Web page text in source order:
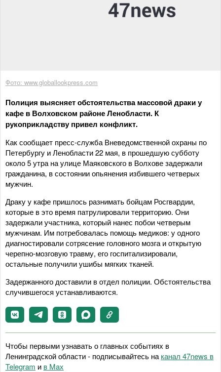
Фото: www.globallookpress.com
Полиция выясняет обстоятельства массовой драки у
кафе в Волховском районе Ленобласти. К
рукоприкладству привел конфликт.
Как сообщает пресс-служба Вневедомственной охраны по
Петербургу и Ленобласти 22 мая, в прошедшую субботу
около 5 утра на улице Маяковского в Волхове задержали
гражданина, в состоянии опьянения избившего четверых
мужчин.
Драку у кафе пришлось разнимать бойцам Росгвардии,
которые в это время патрулировали территорию. Они
задержали участника, который нанес побои четверым
мужчинам. Им потребовалась помощь медиков: у одного
диагностировали сотрясение головного мозга и открытую
черепно-мозговую травму, его госпитализировали,
остальные получили ушибы мягких тканей.
Задержанного доставили в отдел полиции. Обстоятельства
случившегося устанавливаются.
Чтобы первыми узнавать о главных событиях в
Ленинградской области - подписывайтесь на канал 47news в
Telegram и в Maх